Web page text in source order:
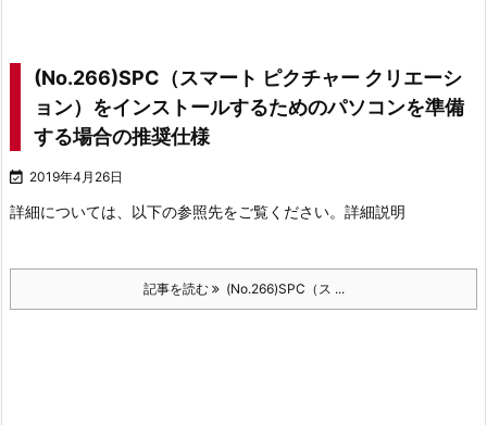
(No.266)SPC（スマート ピクチャー クリエーシ
ョン）をインストールするためのパソコンを準備
する場合の推奨仕様
 2019年4月26日
詳細については、以下の参照先をご覧ください。 詳細説明
記事を読む (No.266)SPC（ス ...